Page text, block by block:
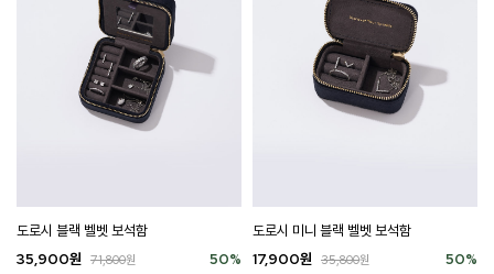
도로시 블랙 벨벳 보석함
50%
35,900원 71,800원
도로시 미니 블랙 벨벳 보석함
50%
17,900원 35,800원